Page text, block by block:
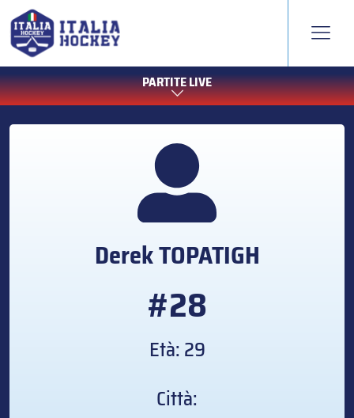
PARTITE LIVE
DerekTOPATIGH
#28
Età: 29
Città: